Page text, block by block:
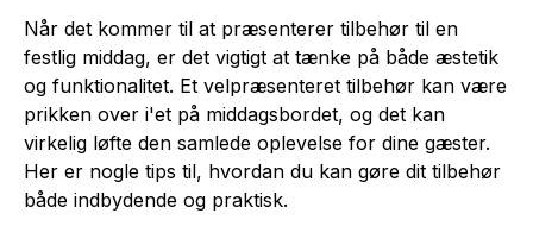
Når det kommer til at præsenterer tilbehør til en
festlig middag, er det vigtigt at tænke på både æstetik
og funktionalitet. Et velpræsenteret tilbehør kan være
prikken over i'et på middagsbordet, og det kan
virkelig løfte den samlede oplevelse for dine gæster.
Her er nogle tips til, hvordan du kan gøre dit tilbehør
både indbydende og praktisk.